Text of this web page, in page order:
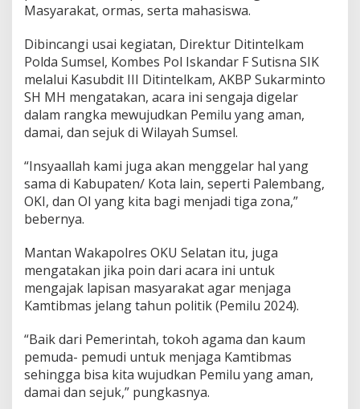
Masyarakat, ormas, serta mahasiswa.
Dibincangi usai kegiatan, Direktur Ditintelkam
Polda Sumsel, Kombes Pol Iskandar F Sutisna SIK
melalui Kasubdit III Ditintelkam, AKBP Sukarminto
SH MH mengatakan, acara ini sengaja digelar
dalam rangka mewujudkan Pemilu yang aman,
damai, dan sejuk di Wilayah Sumsel.
“Insyaallah kami juga akan menggelar hal yang
sama di Kabupaten/ Kota lain, seperti Palembang,
OKI, dan OI yang kita bagi menjadi tiga zona,”
bebernya.
Mantan Wakapolres OKU Selatan itu, juga
mengatakan jika poin dari acara ini untuk
mengajak lapisan masyarakat agar menjaga
Kamtibmas jelang tahun politik (Pemilu 2024).
“Baik dari Pemerintah, tokoh agama dan kaum
pemuda- pemudi untuk menjaga Kamtibmas
sehingga bisa kita wujudkan Pemilu yang aman,
damai dan sejuk,” pungkasnya.